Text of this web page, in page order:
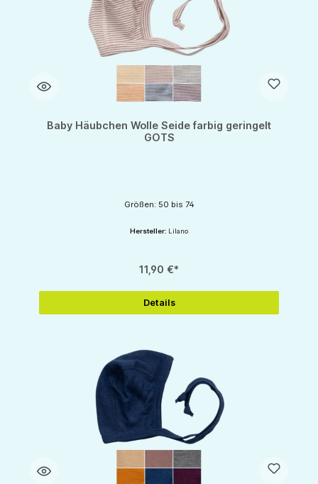
Baby Häubchen Wolle Seide farbig geringelt
GOTS
Größen: 50 bis 74
Hersteller: Lilano
11,90 €*
Details